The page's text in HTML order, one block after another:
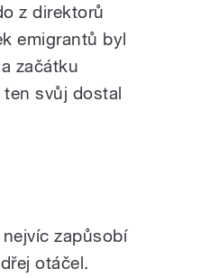
z direktorů
emigrantů byl
začátku
svůj dostal
zapůsobí
otáčel.